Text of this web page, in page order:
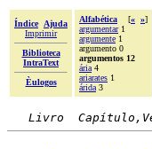
Índice
Ajuda
Imprimir
Biblioteca
IntraText
Èulogos
Alfabética [« »]
argumentar1
argumente 1
argumento 0
argumentos 12
ária 4
ariarates 1
árida 3
Livro